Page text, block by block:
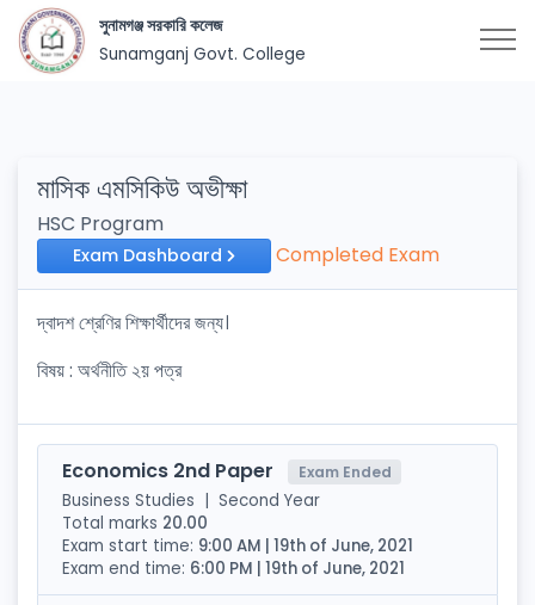
সুনামগঞ্জ সরকারি কলেজ
Sunamganj Govt. College
মাসিক এমসিকিউ অভীক্ষা
HSC Program
Exam Dashboard Completed Exam
দ্বাদশ শ্রেণির শিক্ষার্থীদের জন্য।
বিষয় : অর্থনীতি ২য় পত্র
Economics 2nd Paper Exam Ended
Business Studies | Second Year
Total marks 20.00
Exam start time: 9:00 AM | 19th of June, 2021
Exam end time: 6:00 PM | 19th of June, 2021